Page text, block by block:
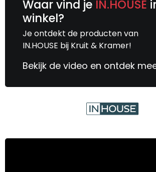
Waar vind je IN.HOUSE
winkel?
Je ontdekt de producten van
IN.HOUSE bij Kruit & Kramer!
Bekijk de video en ontdek